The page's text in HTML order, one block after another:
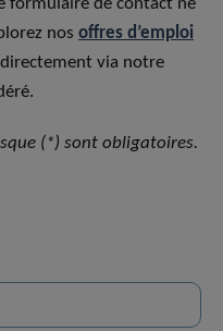
formulaire de contact ne
nos offres d’emploi
via notre
(*) sont obligatoires.